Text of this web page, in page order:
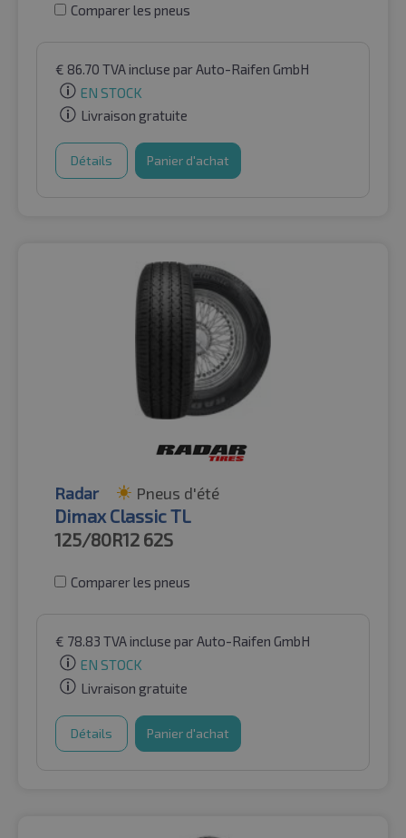
Comparer les pneus
€ 86.70 TVA incluse par Auto-Raifen GmbH
EN STOCK
Livraison gratuite
Détails Panier d'achat
Radar Pneus d'été
Dimax Classic TL
125/80R12 62S
Comparer les pneus
€ 78.83 TVA incluse par Auto-Raifen GmbH
EN STOCK
Livraison gratuite
Détails Panier d'achat